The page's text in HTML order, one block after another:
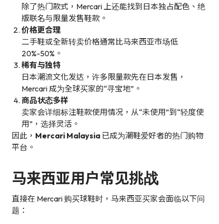
除了热门款式，Mercari 上还能找到日本独占配色、绝
版联名与限量发售鞋款。
价格更合理
二手鞋或全新转卖价格通常比马来西亚市场低
20%-50%。
稀有与独特
日本潮流文化发达，许多限量款先在日本发售，
Mercari 成为全球买家的“寻宝地”。
商品状态多样
卖家会详细标注鞋款使用情况，从“未使用”到“轻度使
用”，选择灵活。
因此， Mercari Malaysia 已成为潮鞋爱好者的热门购物
平台。
马来西亚用户常见挑战
直接在 Mercari 购买球鞋时，马来西亚买家会面临以下问
题：